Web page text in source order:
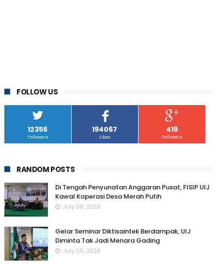
FOLLOW US
12356
Followers
194067
Likes
419
Followers
RANDOM POSTS
Di Tengah Penyunatan Anggaran Pusat, FISIP UIJ
Kawal Koperasi Desa Merah Putih
July 08, 2026
Gelar Seminar Diktisaintek Berdampak, UIJ
Diminta Tak Jadi Menara Gading
July 06, 2026